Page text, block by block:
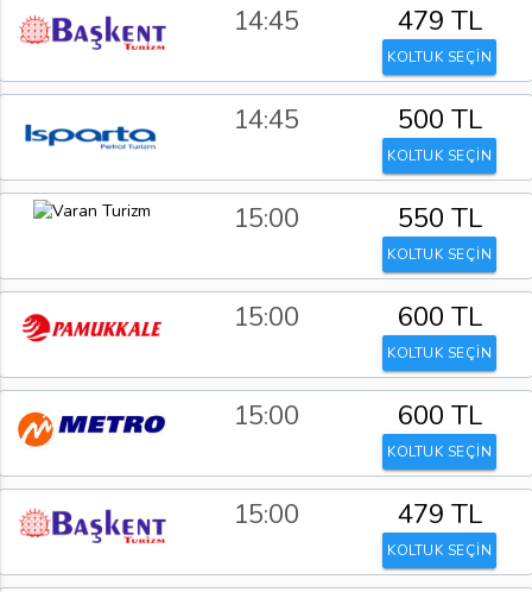
14:45 479 TL
KOLTUK SEÇİN
14:45 500 TL
KOLTUK SEÇİN
15:00 550 TL
KOLTUK SEÇİN
15:00 600 TL
KOLTUK SEÇİN
15:00 600 TL
KOLTUK SEÇİN
15:00 479 TL
KOLTUK SEÇİN